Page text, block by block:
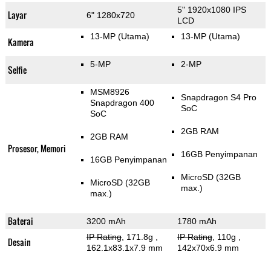
Layar 6" 1280x720
5" 1920x1080 IPS
LCD
Kamera 13-MP (Utama) 13-MP (Utama)
Selfie 5-MP 2-MP
Prosesor, Memori
MSM8926
Snapdragon 400
SoC
2GB RAM
16GB Penyimpanan
MicroSD (32GB
max.)
Snapdragon S4 Pro
SoC
2GB RAM
16GB Penyimpanan
MicroSD (32GB
max.)
Baterai 3200 mAh 1780 mAh
Desain IP Rating, 171.8g
162.1x83.1x7.9 mm
IP Rating, 110g
142x70x6.9 mm